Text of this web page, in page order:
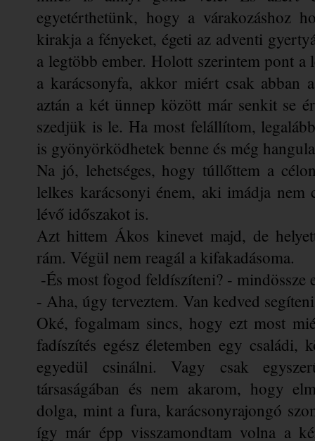
egyetérthetünk, hogy a várakozáshoz
kirakja a fényeket, égeti az adventi
a legtöbb ember. Holott szerintem pont a
a karácsonyfa, akkor miért csak abban
aztán a két ünnep között már senkit se
szedjük is le. Ha most felállítom,
is gyönyörködhetek benne és még
Na jó, lehetséges, hogy túllőttem a
lelkes karácsonyi énem, aki imádja nem
lévő időszakot is.
Azt hittem Ákos kinevet majd, de
rám. Végül nem reagál a kifakadásoma.
-És most fogod feldíszíteni? - mindössze
- Aha, úgy terveztem. Van kedved
Oké, fogalmam sincs, hogy ezt most
fadíszítés egész életemben egy
egyedül csinálni. Vagy csak
társaságában és nem akarom, hogy
dolga, mint a fura, karácsonyrajongó
így már épp visszamondtam volna a